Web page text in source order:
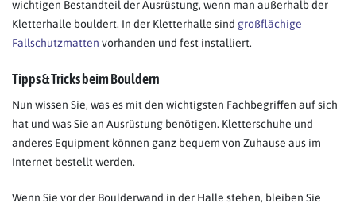
wichtigen Bestandteil der Ausrüstung, wenn man außerhalb der
Kletterhalle bouldert. In der Kletterhalle sind großflächige
Fallschutzmatten vorhanden und fest installiert.
Tipps & Tricks beim Bouldern
Nun wissen Sie, was es mit den wichtigsten Fachbegriffen auf sich
hat und was Sie an Ausrüstung benötigen. Kletterschuhe und
anderes Equipment können ganz bequem von Zuhause aus im
Internet bestellt werden.
Wenn Sie vor der Boulderwand in der Halle stehen, bleiben Sie